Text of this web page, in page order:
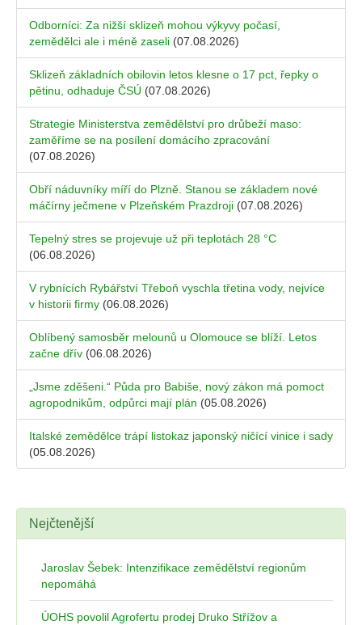
Odborníci: Za nižší sklizeň mohou výkyvy počasí,
zemědělci ale i méně zaseli (07.08.2026)
Sklizeň základních obilovin letos klesne o 17 pct, řepky o
pětinu, odhaduje ČSÚ (07.08.2026)
Strategie Ministerstva zemědělství pro drůbeží maso:
zaměříme se na posílení domácího zpracování
(07.08.2026)
Obří náduvníky míří do Plzně. Stanou se základem nové
máčírny ječmene v Plzeňském Prazdroji (07.08.2026)
Tepelný stres se projevuje už při teplotách 28 °C
(06.08.2026)
V rybnících Rybářství Třeboň vyschla třetina vody, nejvíce
v historii firmy (06.08.2026)
Oblíbený samosběr melounů u Olomouce se blíží. Letos
začne dřív (06.08.2026)
„Jsme zděšeni.“ Půda pro Babiše, nový zákon má pomoct
agropodnikům, odpůrci mají plán (05.08.2026)
Italské zemědělce trápí listokaz japonský ničící vinice i sady
(05.08.2026)
Nejčtenější
Jaroslav Šebek: Intenzifikace zemědělství regionům
nepomáhá
ÚOHS povolil Agrofertu prodej Druko Střížov a